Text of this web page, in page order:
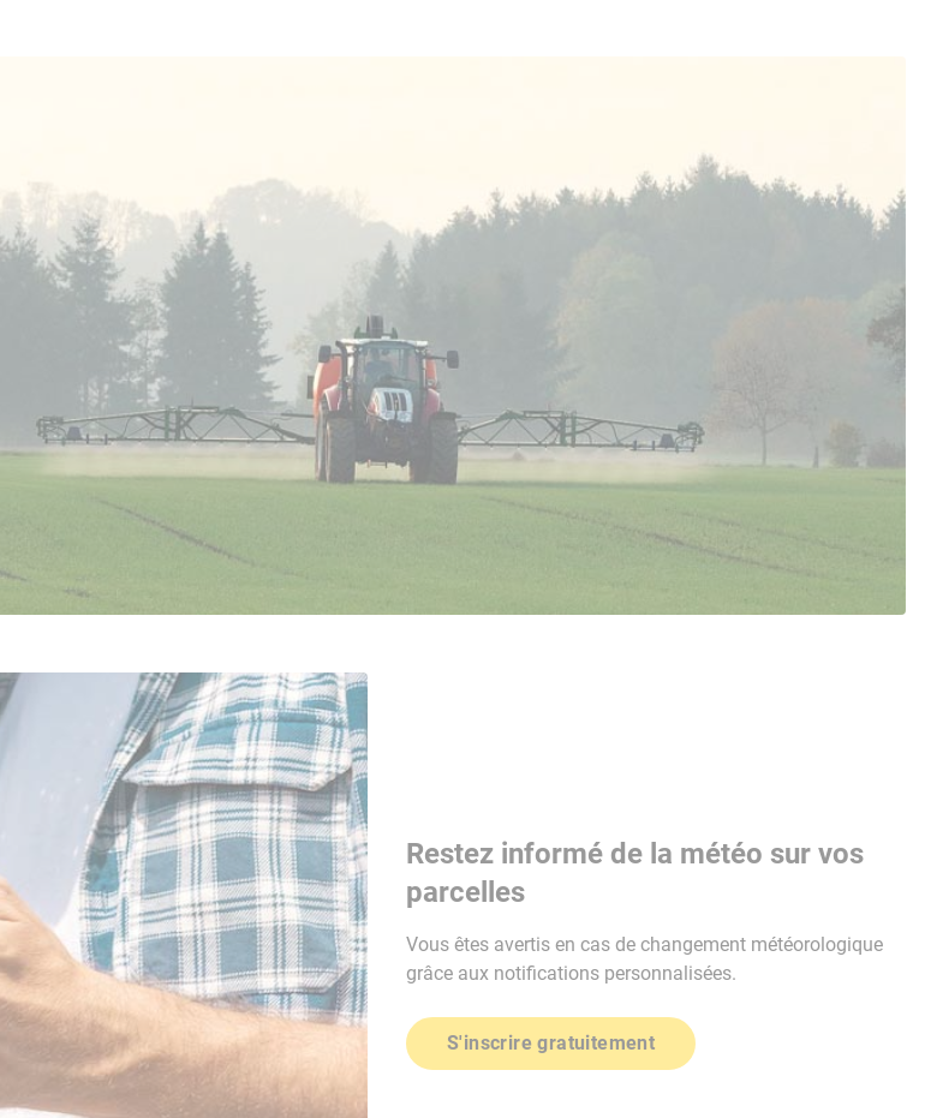
Restez informé de la météo sur vos
parcelles
Vous êtes avertis en cas de changement météorologique
grâce aux notifications personnalisées.
S'inscrire gratuitement